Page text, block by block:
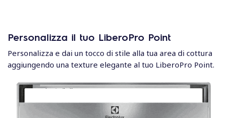
Personalizza il tuo LiberoPro Point
Personalizza e dai un tocco di stile alla tua area di cottura
aggiungendo una texture elegante al tuo LiberoPro Point.